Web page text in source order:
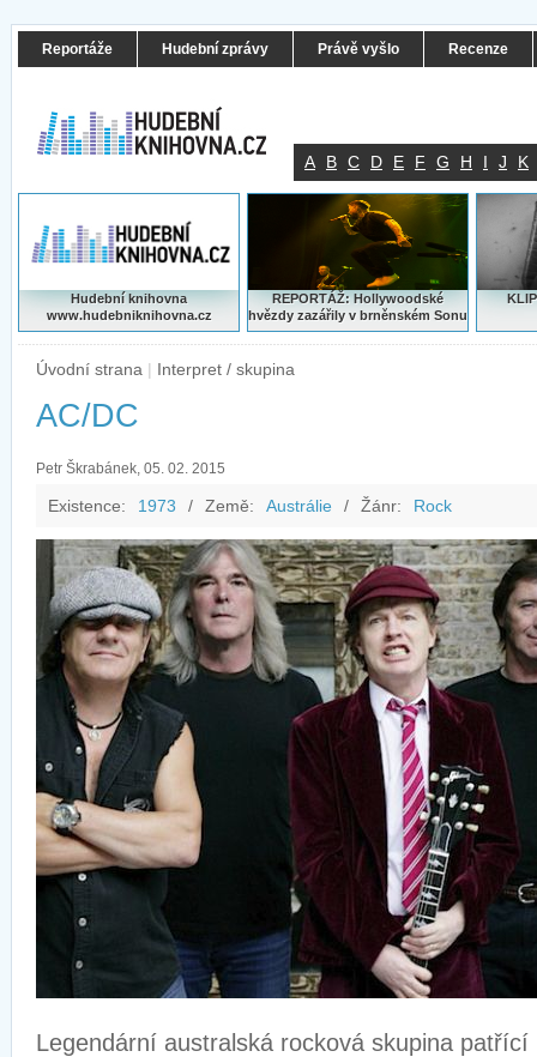
Reportáže Hudební zprávy Právě vyšlo Recenze
A B C D E F G H I J K
Hudební knihovna
www.hudebniknihovna.cz
REPORTÁŽ: Hollywoodské
hvězdy zazářily v brněnském Sonu
Úvodní strana | Interpret / skupina
AC/DC
Petr Škrabánek, 05. 02. 2015
Existence: 1973 / Země: Austrálie / Žánr: Rock
Legendární australská rocková skupina patřící